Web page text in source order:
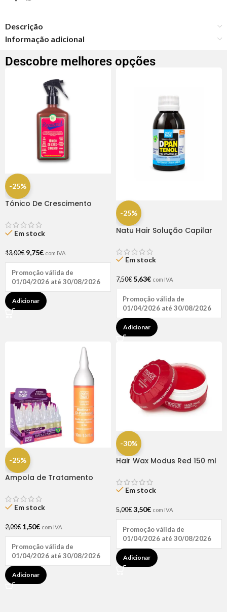
Descrição
Informação adicional
Descobre melhores opções
-25%
Tónico De Crescimento
Em stock
13,00€ 9,75€ com IVA
Promoção válida de
01/04/2026 até 30/08/2026
Adicionar
-25%
Natu Hair Solução Capilar
Em stock
7,50€ 5,63€ com IVA
Promoção válida de
01/04/2026 até 30/08/2026
Adicionar
-25%
Ampola de Tratamento
Hair (1 UNIDADE)
Em stock
2,00€ 1,50€ com IVA
Promoção válida de
01/04/2026 até 30/08/2026
Adicionar
-30%
Hair Wax Modus Red 150 ml
Em stock
5,00€ 3,50€ com IVA
Promoção válida de
01/04/2026 até 30/08/2026
Adicionar